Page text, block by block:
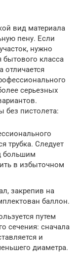
вид материала
пену. Если
нужно
бытового класса
отличается
серьезных
пистолета:
трубка. Следует
большим
в избыточном
закрепив на
баллон.
путем
сечения: сначала
и
диаметра.